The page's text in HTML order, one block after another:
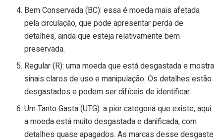
Bem Conservada (BC): essa é moeda mais afetada
pela circulação, que pode apresentar perda de
detalhes, ainda que esteja relativamente bem
preservada.
Regular (R): uma moeda que está desgastada e mostra
sinais claros de uso e manipulação. Os detalhes estão
desgastados e podem ser difíceis de identificar.
Um Tanto Gasta (UTG): a pior categoria que existe; aqui
a moeda está muito desgastada e danificada, com
detalhes quase apagados. As marcas desse desgaste